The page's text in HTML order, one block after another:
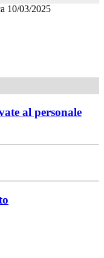
10/03/2025
al personale